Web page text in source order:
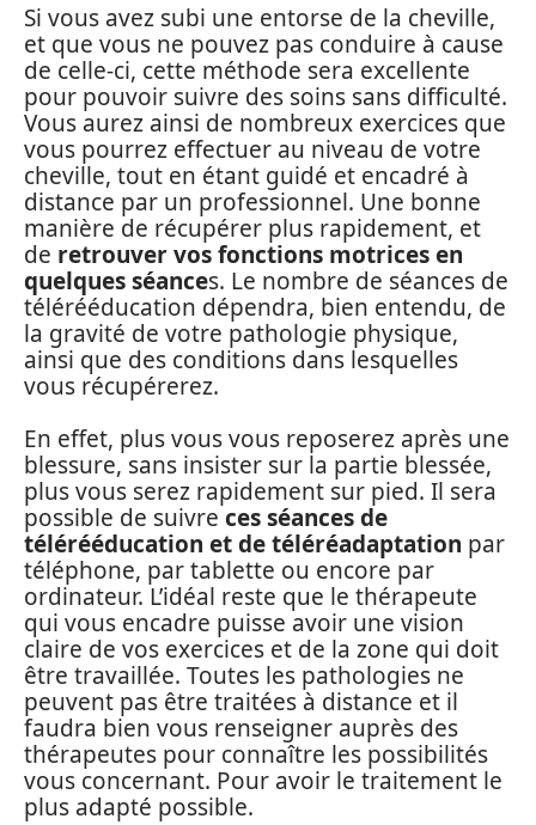
Si vous avez subi une entorse de la cheville,
et que vous ne pouvez pas conduire à cause
de celle-ci, cette méthode sera excellente
pour pouvoir suivre des soins sans difficulté.
Vous aurez ainsi de nombreux exercices que
vous pourrez effectuer au niveau de votre
cheville, tout en étant guidé et encadré à
distance par un professionnel. Une bonne
manière de récupérer plus rapidement, et
de retrouver vos fonctions motrices en
quelques séances. Le nombre de séances de
télérééducation dépendra, bien entendu, de
la gravité de votre pathologie physique,
ainsi que des conditions dans lesquelles
vous récupérerez.
En effet, plus vous vous reposerez après une
blessure, sans insister sur la partie blessée,
plus vous serez rapidement sur pied. Il sera
possible de suivre ces séances de
télérééducation et de téléréadaptation par
téléphone, par tablette ou encore par
ordinateur. L’idéal reste que le thérapeute
qui vous encadre puisse avoir une vision
claire de vos exercices et de la zone qui doit
être travaillée. Toutes les pathologies ne
peuvent pas être traitées à distance et il
faudra bien vous renseigner auprès des
thérapeutes pour connaître les possibilités
vous concernant. Pour avoir le traitement le
plus adapté possible.